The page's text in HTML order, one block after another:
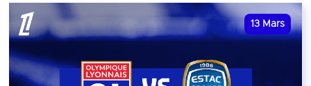
13 Mars